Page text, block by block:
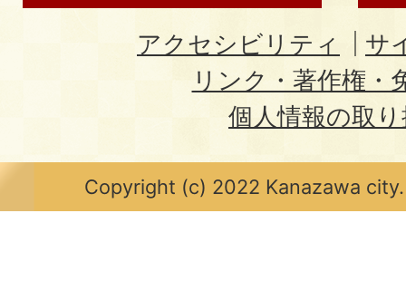
アクセシビリティ
サ
リンク・著作権・
個人情報の取
Copyright (c) 2022 Kanazawa